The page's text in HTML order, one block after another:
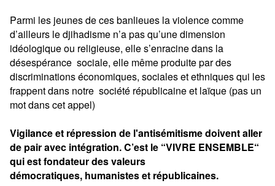
Parmi les jeunes de ces banlieues la violence comme
d’ailleurs le djihadisme n’a pas qu’une dimension
idéologique ou religieuse, elle s’enracine dans la
désespérance sociale, elle même produite par des
discriminations économiques, sociales et ethniques qui les
frappent dans notre société républicaine et laïque (pas un
mot dans cet appel)
Vigilance et répression de l'antisémitisme doivent aller
de pair avec intégration. C’est le “VIVRE ENSEMBLE“
qui est fondateur des valeurs
démocratiques, humanistes et républicaines.